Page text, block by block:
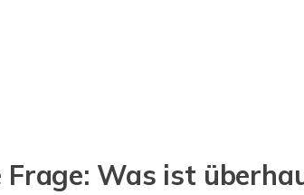
Was ist